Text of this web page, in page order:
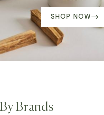
SHOP NOW
By Brands